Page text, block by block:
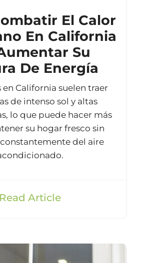
El Calor
En California
Su
De Energía
en California suelen traer
de intenso sol y altas
lo que puede hacer más
su hogar fresco sin
del aire
Read Article